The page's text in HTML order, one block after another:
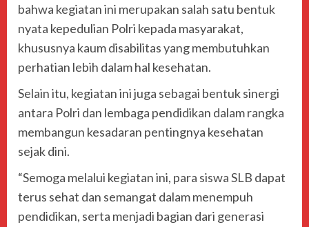
bahwa kegiatan ini merupakan salah satu bentuk
nyata kepedulian Polri kepada masyarakat,
khususnya kaum disabilitas yang membutuhkan
perhatian lebih dalam hal kesehatan.
Selain itu, kegiatan ini juga sebagai bentuk sinergi
antara Polri dan lembaga pendidikan dalam rangka
membangun kesadaran pentingnya kesehatan
sejak dini.
“Semoga melalui kegiatan ini, para siswa SLB dapat
terus sehat dan semangat dalam menempuh
pendidikan, serta menjadi bagian dari generasi